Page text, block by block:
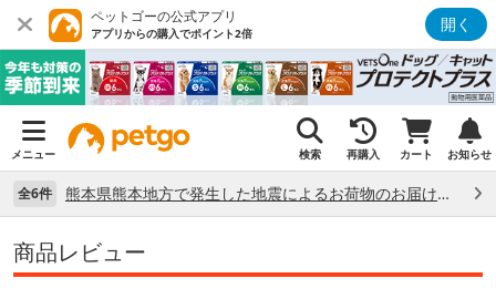
ペットゴーの公式アプリ
アプリからの購入でポイント2倍 開く
メニュー 検索 再購入 カート お知らせ
全6件 熊本県熊本地方で発生した地震によるお荷物のお届け状況について （7/28）
商品レビュー